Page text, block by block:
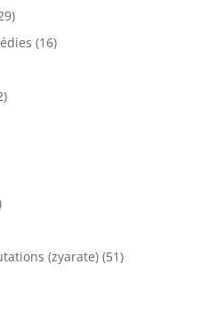
(16)
(zyarate) (51)